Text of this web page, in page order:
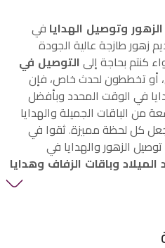
وتوصيل الهدايا في
زهور طازجة عالية الجودة
كنتم بحاجة إلى التوصيل في
أو تخططون لحدث خاص، فإن
في الوقت المحدد وبأفضل
من الباقات الجميلة والهدايا
كل لحظة مميزة. ثقوا في
الزهور والهدايا في
الميلاد وباقات الزفاف وهدايا